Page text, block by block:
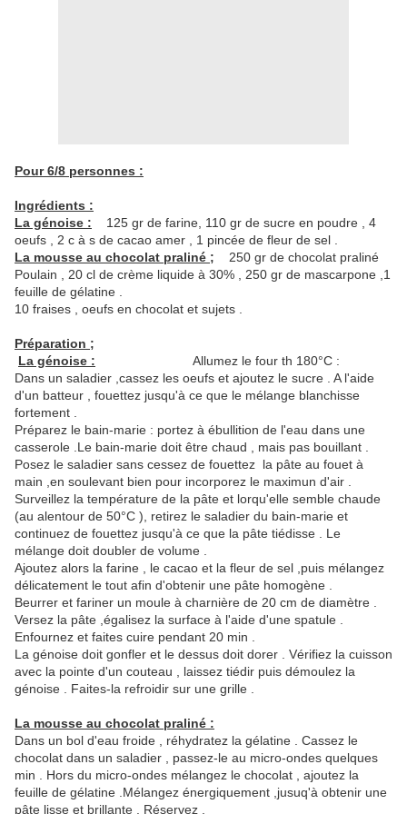
Pour 6/8 personnes :
Ingrédients :
La génoise : 125 gr de farine, 110 gr de sucre en poudre , 4
oeufs , 2 c à s de cacao amer , 1 pincée de fleur de sel .
La mousse au chocolat praliné ; 250 gr de chocolat praliné
Poulain , 20 cl de crème liquide à 30% , 250 gr de mascarpone ,1
feuille de gélatine .
10 fraises , oeufs en chocolat et sujets .
Préparation ;
La génoise : Allumez le four th 180°C :
Dans un saladier ,cassez les oeufs et ajoutez le sucre . A l'aide
d'un batteur , fouettez jusqu'à ce que le mélange blanchisse
fortement .
Préparez le bain-marie : portez à ébullition de l'eau dans une
casserole .Le bain-marie doit être chaud , mais pas bouillant .
Posez le saladier sans cessez de fouettez la pâte au fouet à
main ,en soulevant bien pour incorporez le maximun d'air .
Surveillez la température de la pâte et lorqu'elle semble chaude
(au alentour de 50°C ), retirez le saladier du bain-marie et
continuez de fouettez jusqu'à ce que la pâte tiédisse . Le
mélange doit doubler de volume .
Ajoutez alors la farine , le cacao et la fleur de sel ,puis mélangez
délicatement le tout afin d'obtenir une pâte homogène .
Beurrer et fariner un moule à charnière de 20 cm de diamètre .
Versez la pâte ,égalisez la surface à l'aide d'une spatule .
Enfournez et faites cuire pendant 20 min .
La génoise doit gonfler et le dessus doit dorer . Vérifiez la cuisson
avec la pointe d'un couteau , laissez tiédir puis démoulez la
génoise . Faites-la refroidir sur une grille .
La mousse au chocolat praliné :
Dans un bol d'eau froide , réhydratez la gélatine . Cassez le
chocolat dans un saladier , passez-le au micro-ondes quelques
min . Hors du micro-ondes mélangez le chocolat , ajoutez la
feuille de gélatine .Mélangez énergiquement ,jusuq'à obtenir une
pâte lisse et brillante . Réservez .